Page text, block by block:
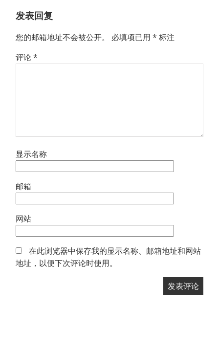
发表回复
您的邮箱地址不会被公开。 必填项已用 * 标注
评论*
显示名称
邮箱
网站
在此浏览器中保存我的显示名称、邮箱地址和网站
地址，以便下次评论时使用。